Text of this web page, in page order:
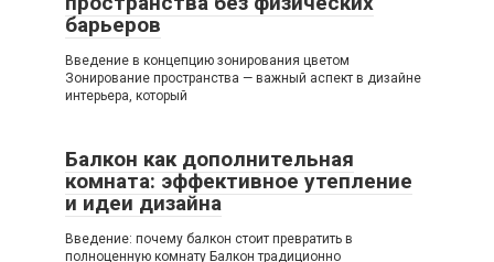
барьеров
Введение в концепцию зонирования цветом
Зонирование пространства — важный аспект в дизайне
интерьера, который
Балкон как дополнительная
комната: эффективное утепление
и идеи дизайна
Введение: почему балкон стоит превратить в
полноценную комнату Балкон традиционно